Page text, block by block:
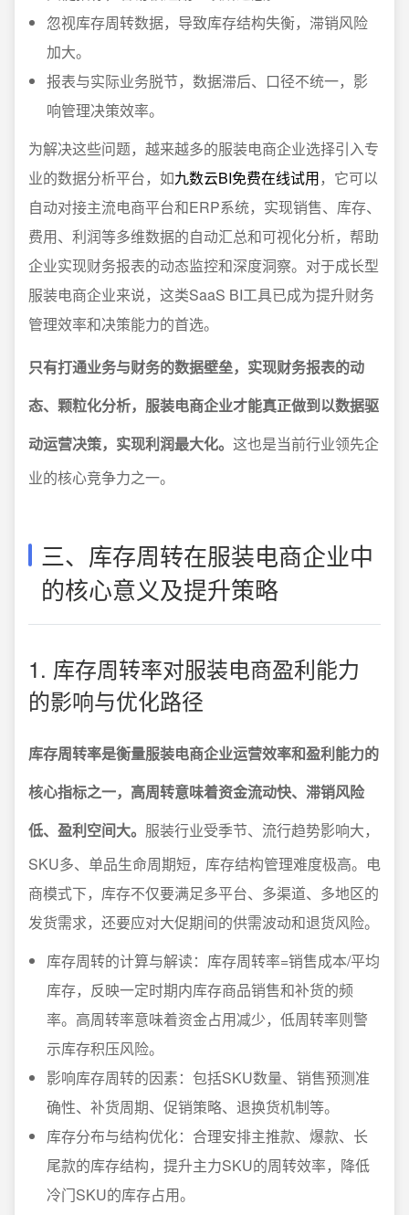
忽视库存周转数据，导致库存结构失衡，滞销风险
加大。
报表与实际业务脱节，数据滞后、口径不统一，影
响管理决策效率。
为解决这些问题，越来越多的服装电商企业选择引入专
业的数据分析平台，如九数云BI免费在线试用，它可以
自动对接主流电商平台和ERP系统，实现销售、库存、
费用、利润等多维数据的自动汇总和可视化分析，帮助
企业实现财务报表的动态监控和深度洞察。对于成长型
服装电商企业来说，这类SaaS BI工具已成为提升财务
管理效率和决策能力的首选。
只有打通业务与财务的数据壁垒，实现财务报表的动
态、颗粒化分析，服装电商企业才能真正做到以数据驱
动运营决策，实现利润最大化。 这也是当前行业领先企
业的核心竞争力之一。
三、库存周转在服装电商企业中
的核心意义及提升策略
1. 库存周转率对服装电商盈利能力
的影响与优化路径
库存周转率是衡量服装电商企业运营效率和盈利能力的
核心指标之一，高周转意味着资金流动快、滞销风险
低、盈利空间大。 服装行业受季节、流行趋势影响大，
SKU多、单品生命周期短，库存结构管理难度极高。电
商模式下，库存不仅要满足多平台、多渠道、多地区的
发货需求，还要应对大促期间的供需波动和退货风险。
库存周转的计算与解读：库存周转率=销售成本/平均
库存，反映一定时期内库存商品销售和补货的频
率。高周转率意味着资金占用减少，低周转率则警
示库存积压风险。
影响库存周转的因素：包括SKU数量、销售预测准
确性、补货周期、促销策略、退换货机制等。
库存分布与结构优化：合理安排主推款、爆款、长
尾款的库存结构，提升主力SKU的周转效率，降低
冷门SKU的库存占用。